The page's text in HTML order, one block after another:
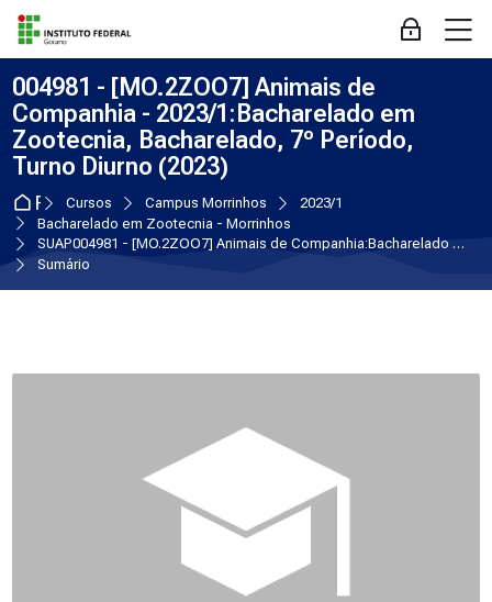
Skip to navigation
Skip to login form
Ir para o conteúdo principal
Skip to accessibility options
Skip to footer
Skip accessibility options
Acessar
004981 - [MO.2ZOO7] Animais de
Companhia - 2023/1:Bacharelado em
Zootecnia, Bacharelado, 7º Período,
Turno Diurno (2023)
Página inicial
Cursos Campus Morrinhos
2023/1
Bacharelado em Zootecnia - Morrinhos
SUAP004981 - [MO.2ZOO7] Animais de Companhia:Bacharelado em Zootecnia, Bacharelado, 7º Período, Turno Diurno (2023)
Sumário